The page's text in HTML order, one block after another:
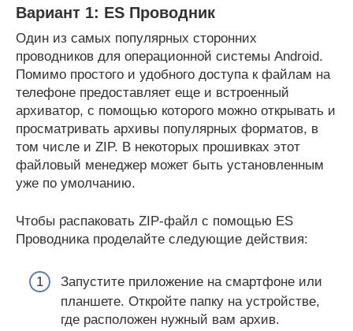
Вариант 1: ES Проводник
Один из самых популярных сторонних
проводников для операционной системы Android.
Помимо простого и удобного доступа к файлам на
телефоне предоставляет еще и встроенный
архиватор, с помощью которого можно открывать и
просматривать архивы популярных форматов, в
том числе и ZIP. В некоторых прошивках этот
файловый менеджер может быть установленным
уже по умолчанию.
Чтобы распаковать ZIP-файл с помощью ES
Проводника проделайте следующие действия:
Запустите приложение на смартфоне или
планшете. Откройте папку на устройстве,
где расположен нужный вам архив.